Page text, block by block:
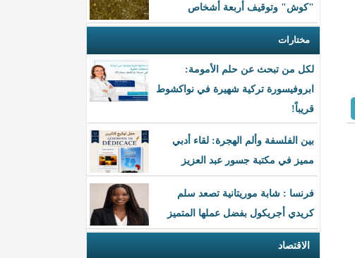
"كوش" وتوقيف أربعة أشخاص
مختارات
لكل من تبحث عن حلم الأمومة:
ابروفيسورة تركية شهيرة في نواكشوط
قريباً!
بين الفلسفة وألم الهجرة: لقاء أدبي
مميز في مكتبة جسور عبد العزيز
فرنسا : شابة موريتانية تصعد سلم
كريدي أجريكول بفضل عملها المتميز
الاقتصاد